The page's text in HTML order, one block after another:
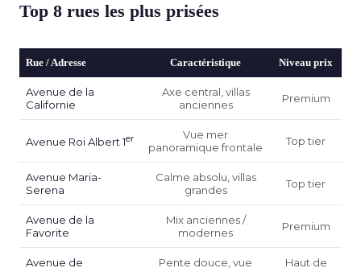
Top 8 rues les plus prisées
Rue / Adresse Caractéristique Niveau prix
Avenue de la
Californie
Axe central, villas
anciennes
Premium
Avenue Roi Albert 1er
Vue mer
panoramique frontale
Top tier
Avenue Maria-
Serena
Calme absolu, villas
grandes
Top tier
Avenue de la
Favorite
Mix anciennes /
modernes
Premium
Avenue de
Pente douce, vue
Haut de